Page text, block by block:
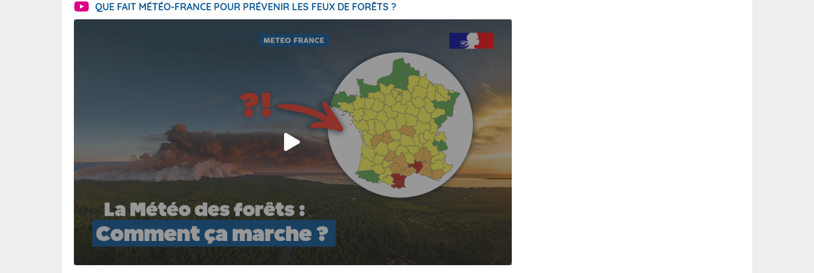
QUE FAIT MÉTÉO-FRANCE POUR PRÉVENIR LES FEUX DE FORÊTS ?